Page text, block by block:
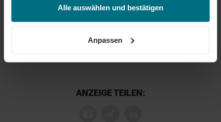
und/oder nachträglich jederzeit anpassen. Weitere
Informationen erhalten Sie über unseren
Alle auswählen und bestätigen
Anpassen
+49 234 927 821 18
ANZEIGE TEILEN: